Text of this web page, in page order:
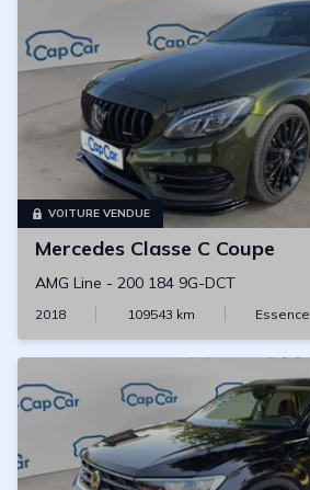
VOITURE VENDUE
Mercedes Classe C Coupe
AMG Line - 200 184 9G-DCT
2018 109543 km Essence